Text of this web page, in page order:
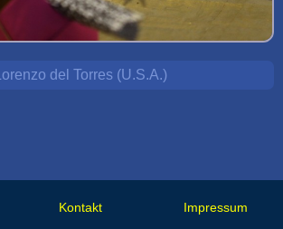
Lorenzo del Torres (U.S.A.)
Kontakt Impressum